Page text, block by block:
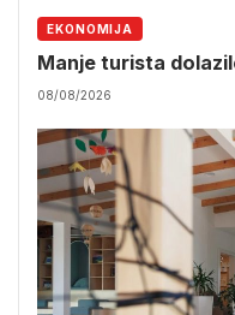
EKONOMIJA
Manje turista
08/08/2026